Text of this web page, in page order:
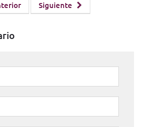
Siguiente